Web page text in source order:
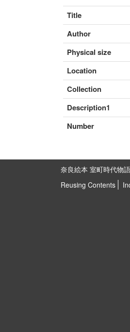
Title
Author
Physical size
Location
Collection
Description1
Number
奈良絵本 室町時代物語
Reusing Contents